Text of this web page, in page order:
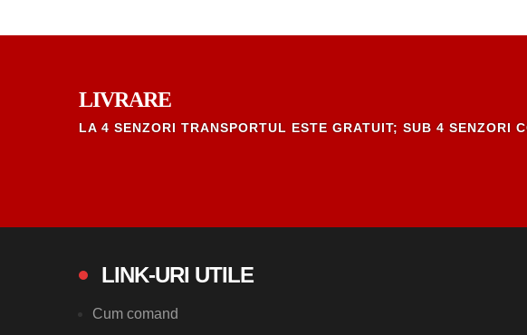
LIVRARE
LA 4 SENZORI TRANSPORTUL ESTE GRATUIT; SUB 4 SENZORI
LINK-URI UTILE
Cum comand